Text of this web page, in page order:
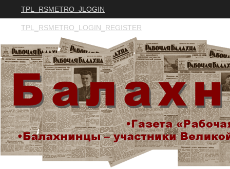
TPL_RSMETRO_JLOGIN
TPL_RSMETRO_LOGIN_REGISTER